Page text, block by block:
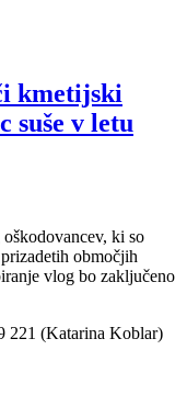
kmetijski
suše v letu
ki so
območjih
vlog bo zaključeno
221 (Katarina Koblar)